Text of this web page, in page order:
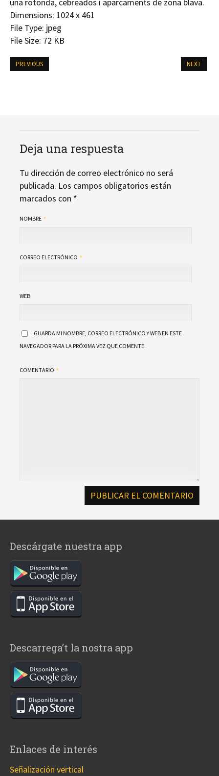
Dimensions: 1024 x 461
File Type: jpeg
File Size: 72 KB
PREVIOUS NEXT
Deja una respuesta
Tu dirección de correo electrónico no será
publicada. Los campos obligatorios están
marcados con *
NOMBRE
CORREO ELECTRÓNICO
WEB
GUARDA MI NOMBRE, CORREO ELECTRÓNICO Y WEB EN ESTE
NAVEGADOR PARA LA PRÓXIMA VEZ QUE COMENTE.
COMENTARIO
Descárgate nuestra app
Descarrega’t la nostra app
Enlaces de interés
Señalización vertical